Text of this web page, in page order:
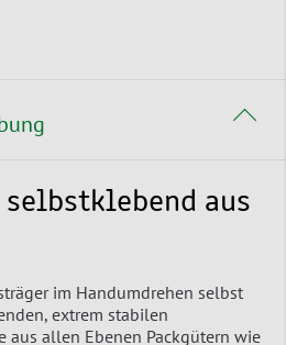
aus
im Handumdrehen selbst
extrem stabilen
aus allen Ebenen Packgütern wie